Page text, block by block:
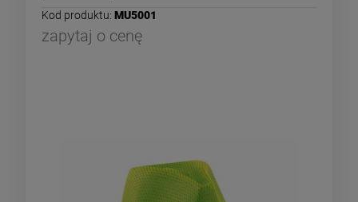
Kod produktu: MU5001
zapytaj o cenę